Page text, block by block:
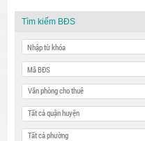
Tìm kiếm BĐS
Văn phòng cho thuê
Tất cả quận huyện
Tất cả phường